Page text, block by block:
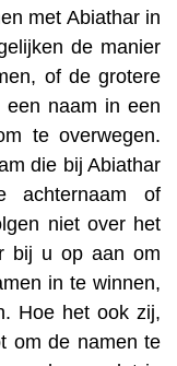
met Abiathar in
de manier
of de grotere
een naam in een
te overwegen.
die bij Abiathar
achternaam of
niet over het
bij u op aan om
in te winnen,
Hoe het ook zij,
om de namen te